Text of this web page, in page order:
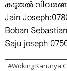
കുടുതല്‍
Jain
Boban
Saju joseph
Woking Karunya